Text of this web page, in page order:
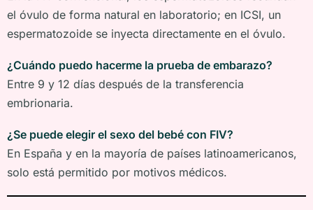
el óvulo de forma natural en laboratorio; en ICSI, un
espermatozoide se inyecta directamente en el óvulo.
¿Cuándo puedo hacerme la prueba de embarazo?
Entre 9 y 12 días después de la transferencia
embrionaria.
¿Se puede elegir el sexo del bebé con FIV?
En España y en la mayoría de países latinoamericanos,
solo está permitido por motivos médicos.